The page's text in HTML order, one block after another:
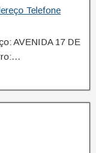
Telefone
AVENIDA 17 DE